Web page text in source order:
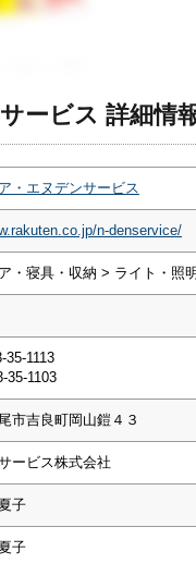
ービス 詳細情
・エヌデンサービス
n-denservice/
・寝具・収納 > ライト・照明
35-1113
35-1103
市吉良町岡山鎧４３
ービス株式会社
子
子